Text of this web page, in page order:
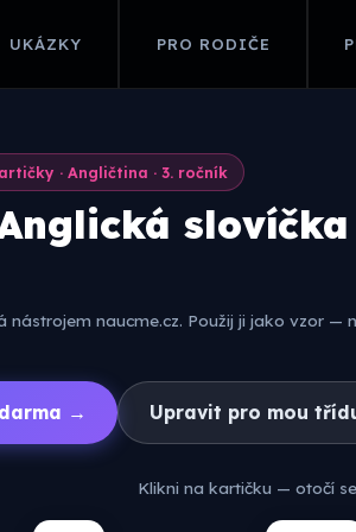
UKÁZKY PRO RODIČE
· Angličtina · 3. ročník
naucme.cz. Použij ji jako vzor —
→ Upravit pro mou
Klikni na kartičku — otočí